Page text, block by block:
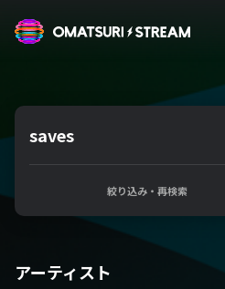
saves
絞り込み・再検索
アーティスト